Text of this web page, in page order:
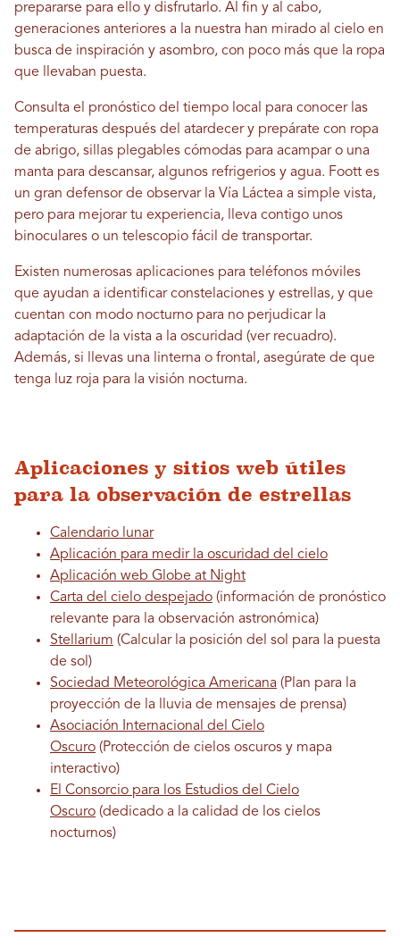
prepararse para ello y disfrutarlo. Al fin y al cabo,
generaciones anteriores a la nuestra han mirado al cielo en
busca de inspiración y asombro, con poco más que la ropa
que llevaban puesta.
Consulta el pronóstico del tiempo local para conocer las
temperaturas después del atardecer y prepárate con ropa
de abrigo, sillas plegables cómodas para acampar o una
manta para descansar, algunos refrigerios y agua. Foott es
un gran defensor de observar la Vía Láctea a simple vista,
pero para mejorar tu experiencia, lleva contigo unos
binoculares o un telescopio fácil de transportar.
Existen numerosas aplicaciones para teléfonos móviles
que ayudan a identificar constelaciones y estrellas, y que
cuentan con modo nocturno para no perjudicar la
adaptación de la vista a la oscuridad (ver recuadro).
Además, si llevas una linterna o frontal, asegúrate de que
tenga luz roja para la visión nocturna.
Aplicaciones y sitios web útiles
para la observación de estrellas
Calendario lunar
Aplicación para medir la oscuridad del cielo
Aplicación web Globe at Night
Carta del cielo despejado (información de pronóstico
relevante para la observación astronómica)
Stellarium (Calcular la posición del sol para la puesta
de sol)
Sociedad Meteorológica Americana (Plan para la
proyección de la lluvia de mensajes de prensa)
Asociación Internacional del Cielo
Oscuro (Protección de cielos oscuros y mapa
interactivo)
El Consorcio para los Estudios del Cielo
Oscuro (dedicado a la calidad de los cielos
nocturnos)